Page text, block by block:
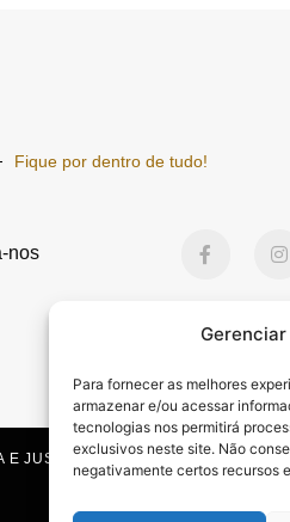
Para fornecer as melhores
armazenar e/ou acessar
tecnologias nos permitirá
exclusivos neste site. Não
negativamente certos recursos
Fique por dentro de tudo!
nos
a
o
-
f
n
g
E JUSTIÇA SAÚDE E BEM-ESTAR